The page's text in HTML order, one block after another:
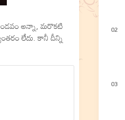
అన్నా, మరొకటి
లేదు. కానీ దీన్ని